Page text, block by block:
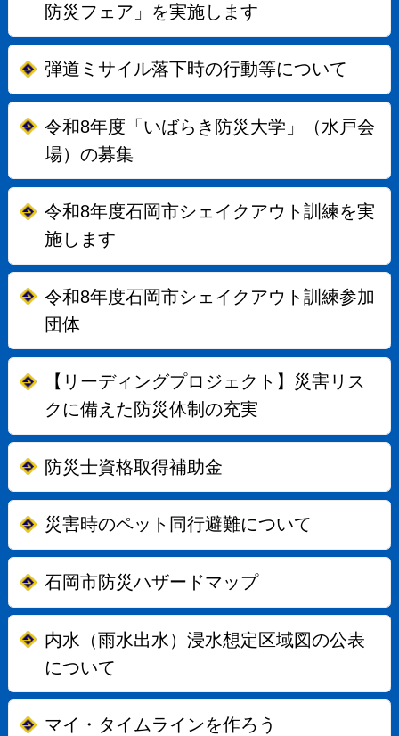
防災フェア」を実施します
弾道ミサイル落下時の行動等について
令和8年度「いばらき防災大学」（水戸会
場）の募集
令和8年度石岡市シェイクアウト訓練を実
施します
令和8年度石岡市シェイクアウト訓練参加
団体
【リーディングプロジェクト】災害リス
クに備えた防災体制の充実
防災士資格取得補助金
災害時のペット同行避難について
石岡市防災ハザードマップ
内水（雨水出水）浸水想定区域図の公表
について
マイ・タイムラインを作ろう